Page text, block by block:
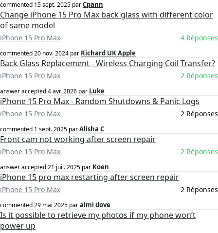
commented 15 sept. 2025 parCpann
Change iPhone 15 Pro Max back glass with different color
of same model
iPhone 15 Pro Max 4 Réponses
commented20 nov. 2024 par Richard UK Apple
Back Glass Replacement - Wireless Charging Coil Transfer?
iPhone 15 Pro Max 2 Réponses
answer accepted4 avr. 2026 par Luke
iPhone 15 Pro Max - Random Shutdowns & Panic Logs
iPhone 15 Pro Max 2 Réponses
commented 1 sept. 2025 parAlisha C
Front cam not working after screen repair
iPhone 15 Pro Max 2 Réponses
answer accepted21 juil. 2025 par Koen
iPhone 15 pro max restarting after screen repair
iPhone 15 Pro Max 2 Réponses
commented29 mai 2025 paraimi dove
Is it possible to retrieve my photos if my phone won’t
power up